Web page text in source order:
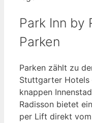
Park Inn by
Parken
Parken zählt zu
Stuttgarter
knappen
Radisson bietet
per Lift direkt